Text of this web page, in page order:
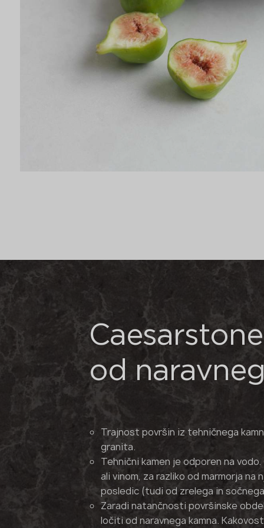
od
Trajnost površin iz tehničnega
granita.
Tehnični kamen je odporen na
ali vinom, za razliko od marmorja na
posledic (tudi od zrelega in
Zaradi natančnosti površinske
ločiti od naravnega kamna.